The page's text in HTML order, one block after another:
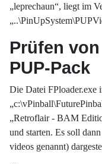
„leprechaun“, liegt im
Prüfen
PUP-Pack
Die Datei FPloader.exe
„Retroflair - BAM
und starten. Es soll
videos genannt)